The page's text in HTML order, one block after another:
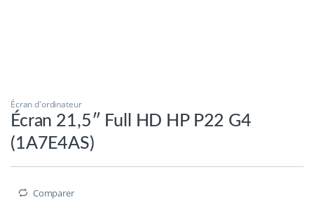
Écran d'ordinateur
Écran 21,5″ Full HD HP P22 G4
(1A7E4AS)
Comparer